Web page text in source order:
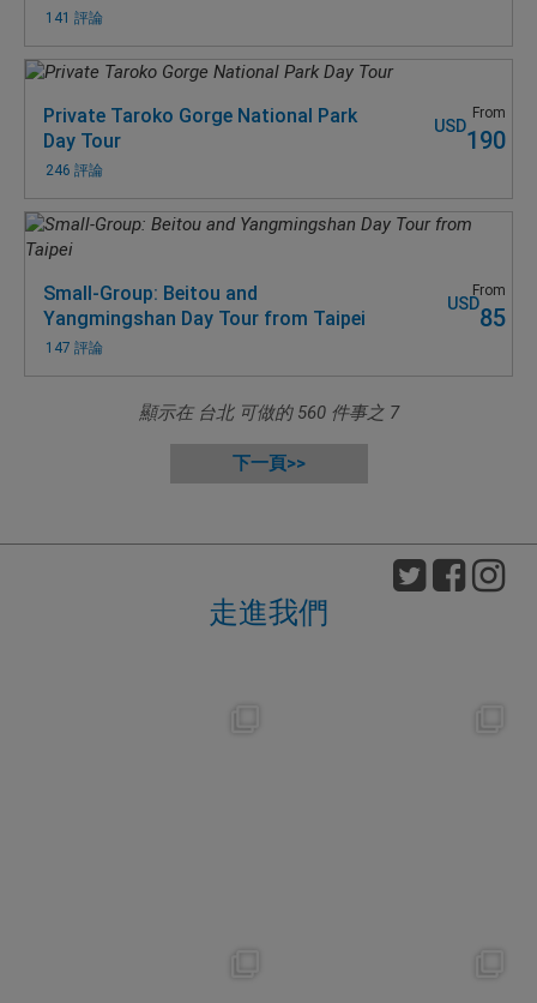
141 評論
Private Taroko Gorge National Park
Day Tour
246 評論
From
USD190
Small-Group: Beitou and
Yangmingshan Day Tour from Taipei
147 評論
From
USD85
顯示在 台北 可做的 560件事之 7
下一頁>>
走進我們